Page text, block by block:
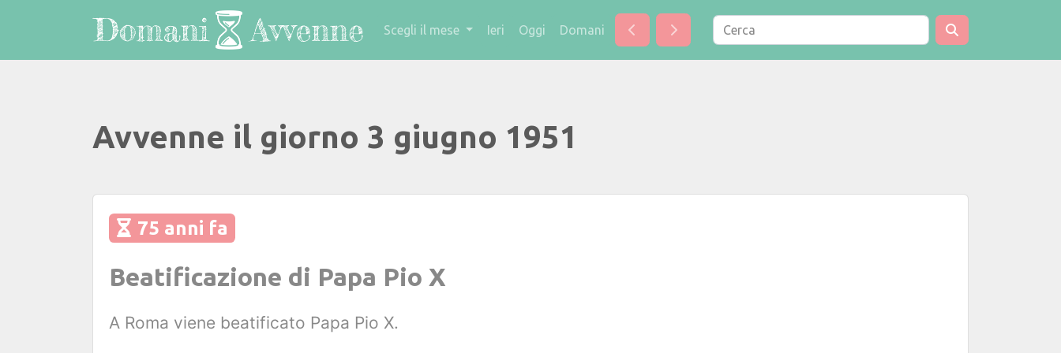
Scegli il mese Ieri Oggi Domani
Avvenne il giorno 3 giugno 1951
75 anni fa
Beatificazione di Papa Pio X
A Roma viene beatificato Papa Pio X.